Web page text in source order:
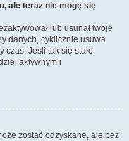
ale teraz nie mogę się
lub usunął twoje
danych, cyklicznie usuwa
czas. Jeśli tak się stało,
aktywnym i
zostać odzyskane, ale bez